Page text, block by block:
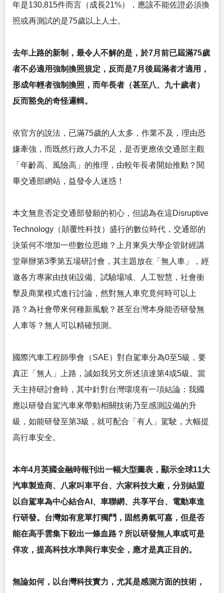
年是130,815件而言（成長21%），應該不能佐證必須換
照或再測試的是75歲以上人士。
去年上路的新制，最令人不解的是，於7月前已屆滿75歲
者不必適用強制換照規定，反而是7月後屆滿者才適用，
形成年輕者強制換照，而年長者（甚至八、九十歲者）
反而豁免的奇怪邏輯。
依官方的說法，已滿75歲的人太多，作業不及，理由恐
嫌牽強，而既然行政人力不足，是否更應依交通部主觀
「年齡高、風險高」的推理，由較年長者開始推動？閱
畢交通部網站，益發令人迷惑！
本文無意否定交通部發願的初心，但認為在這Disruptive
Technology（顛覆性科技）盛行的數位時代，交通部的
決策何不增加一些數位思維？上月東吳大學企管財經講
堂舉辦第3季第五場研討會，其主題放在「無人車」，經
邀各方專家由技術設備、試驗場域、人工智慧，社會衝
擊及商業模式進行討論，然對無人車究竟何時可以上
路？為社會帶來何種新風貌？甚至台灣本身能否研發無
人車等？無人可以精確預測。
國際汽車工程師學會（SAE）對自駕車分為0至5級，要
真正「無人」上路，誠如我另文所述須達第4或5級。當
天主持研討會時，其中針對台灣環境有一項結論：我國
應以研發自駕汽車來帶動相關技術乃至感測設備的升
級，如能研發至第3級，就可配合「有人」駕駛，大幅提
高行車安全。
本年4月英國金融時報刊出一幅大型圖表，顯示全球11大
汽車製造商、八家叫車平台、六家科技大廠，分別結盟
以自駕車為中心結合AI、車聯網、共享平台、電動車進
行研發。台灣如有意單打獨鬥，固然勇氣可嘉，但是否
能在高手雲集下殺出一條血路？所以研發無人車或可是
佯攻，提高科技水準與行車安全，應才是真正目的。
無論如何，以台灣科技實力，尤其是感測方面的技術，